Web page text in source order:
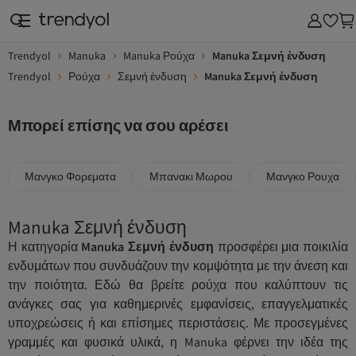
Trendyol Manuka Manuka Ρούχα
Manuka Σεμνή ένδυση
Trendyol
Ρούχα Σεμνή ένδυση Manuka Σεμνή ένδυση
Μπορεί επίσης να σου αρέσει
Μανγκο Φορεματα Μπανακι Μωρου Μανγκο Ρουχα
Manuka Σεμνή ένδυση
Η κατηγορία Manuka Σεμνή ένδυση προσφέρει μια ποικιλία
ενδυμάτων που συνδυάζουν την κομψότητα με την άνεση και
την ποιότητα. Εδώ θα βρείτε ρούχα που καλύπτουν τις
ανάγκες σας για καθημερινές εμφανίσεις, επαγγελματικές
υποχρεώσεις ή και επίσημες περιστάσεις. Με προσεγμένες
γραμμές και φυσικά υλικά, η Manuka φέρνει την ιδέα της